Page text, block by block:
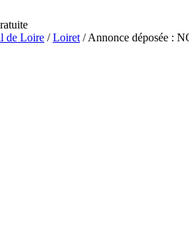
de Loire /Loiret / Annonce déposée :